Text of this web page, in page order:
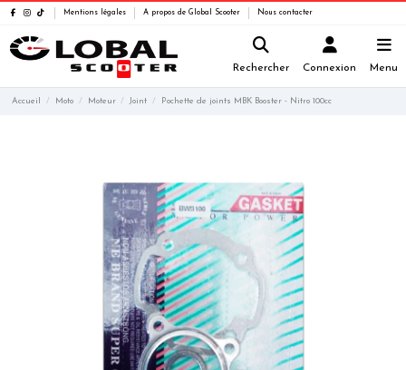
Mentions légales A propos de Global Scooter Nous contacter
Rechercher Connexion Menu
Accueil Moto Moteur Joint Pochette de joints MBK Booster - Nitro 100cc